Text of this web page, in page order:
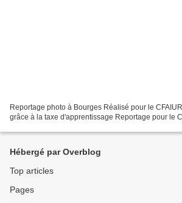
Reportage photo à Bourges Réalisé pour le
grâce à la taxe d'apprentissage Reportage pour le
Hébergé par Overblog
Top articles
Pages